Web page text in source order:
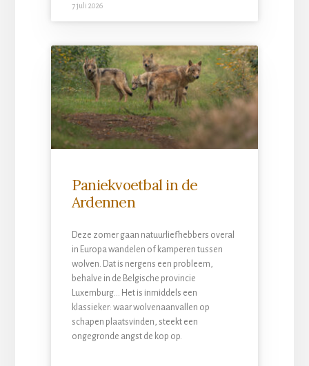
7 juli 2026
Paniekvoetbal in de
Ardennen
Deze zomer gaan natuurliefhebbers overal
in Europa wandelen of kamperen tussen
wolven. Dat is nergens een probleem,
behalve in de Belgische provincie
Luxemburg… Het is inmiddels een
klassieker: waar wolvenaanvallen op
schapen plaatsvinden, steekt een
ongegronde angst de kop op.